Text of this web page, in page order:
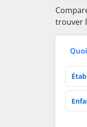
trouver
Type